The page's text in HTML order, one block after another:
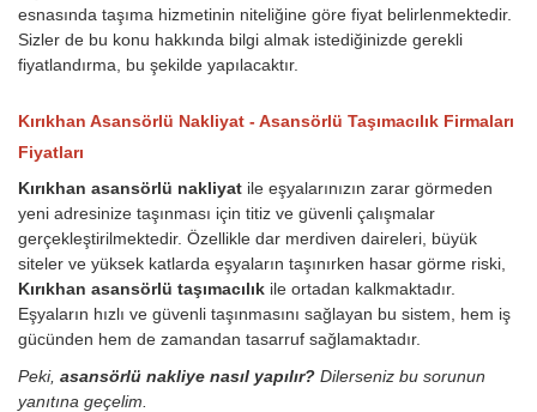
esnasında taşıma hizmetinin niteliğine göre fiyat belirlenmektedir.
Sizler de bu konu hakkında bilgi almak istediğinizde gerekli
fiyatlandırma, bu şekilde yapılacaktır.
Kırıkhan Asansörlü Nakliyat - Asansörlü Taşımacılık Firmaları
Fiyatları
Kırıkhan asansörlü nakliyat ile eşyalarınızın zarar görmeden
yeni adresinize taşınması için titiz ve güvenli çalışmalar
gerçekleştirilmektedir. Özellikle dar merdiven daireleri, büyük
siteler ve yüksek katlarda eşyaların taşınırken hasar görme riski,
Kırıkhan asansörlü taşımacılık ile ortadan kalkmaktadır.
Eşyaların hızlı ve güvenli taşınmasını sağlayan bu sistem, hem iş
gücünden hem de zamandan tasarruf sağlamaktadır.
Peki, asansörlü nakliye nasıl yapılır? Dilerseniz bu sorunun
yanıtına geçelim.